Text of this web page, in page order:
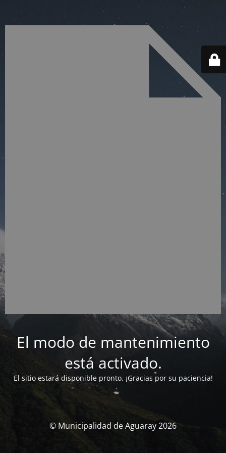
El modo de mantenimiento
está activado.
El sitio estará disponible pronto. ¡Gracias por su paciencia!
© Municipalidad de Aguaray 2026